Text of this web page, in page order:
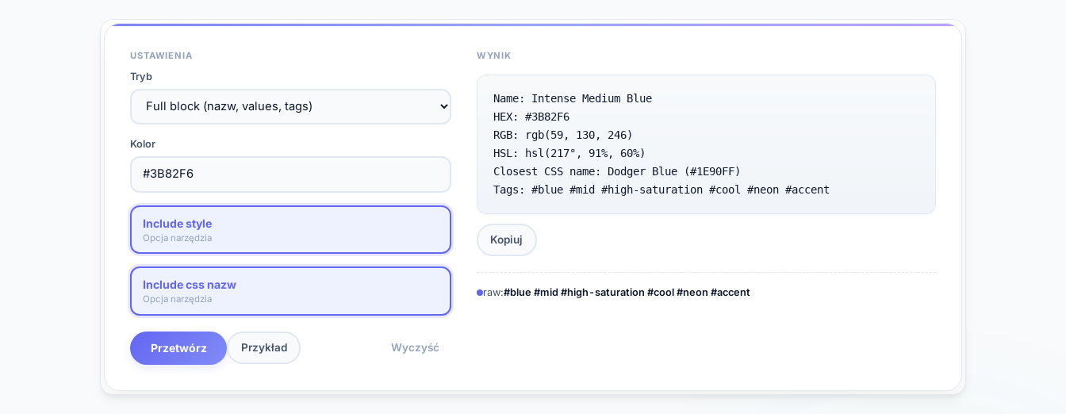
USTAWIENIA
Tryb
Kolor
Include style
Opcja narzędzia
Include css nazw
Opcja narzędzia
Przetwórz Przykład Wyczyść
WYNIK
Name: Intense Medium Blue
HEX: #3B82F6
RGB: rgb(59, 130, 246)
HSL: hsl(217°, 91%, 60%)
Closest CSS name: Dodger Blue (#1E90FF)
Tags: #blue #mid #high-saturation #cool #neon #accent
Kopiuj
raw:#blue #mid #high-saturation #cool #neon #accent